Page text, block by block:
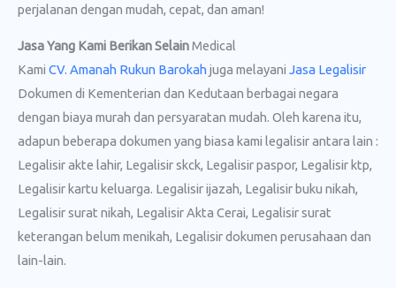
perjalanan dengan mudah, cepat, dan aman!
Jasa Yang Kami Berikan SelainMedical
Kami CV. Amanah Rukun Barokah juga melayani Jasa Legalisir
Dokumen di Kementerian dan Kedutaan berbagai negara
dengan biaya murah dan persyaratan mudah. Oleh karena itu,
adapun beberapa dokumen yang biasa kami legalisir antara lain :
Legalisir akte lahir, Legalisir skck, Legalisir paspor, Legalisir ktp,
Legalisir kartu keluarga. Legalisir ijazah, Legalisir buku nikah,
Legalisir surat nikah, Legalisir Akta Cerai, Legalisir surat
keterangan belum menikah, Legalisir dokumen perusahaan dan
lain-lain.